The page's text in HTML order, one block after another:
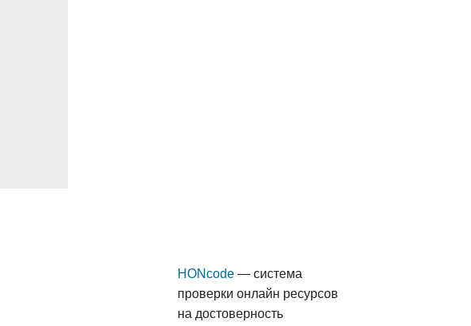
HONcode— система
проверки онлайн ресурсов
на достоверность